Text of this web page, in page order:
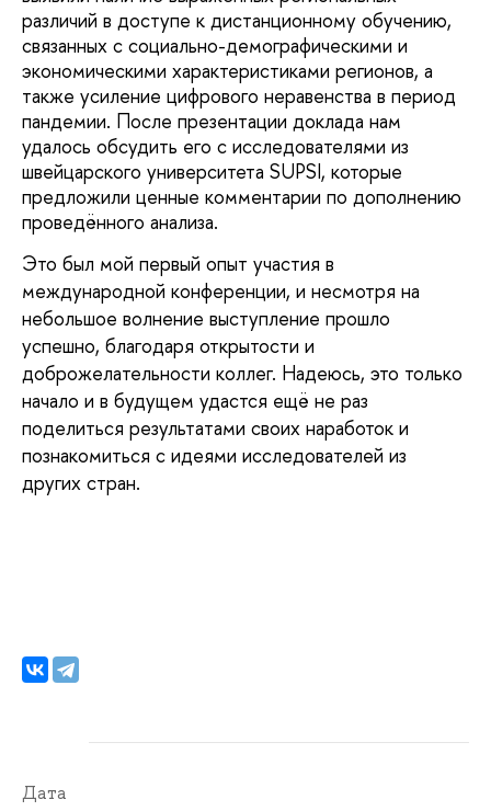
различий в доступе к дистанционному обучению,
связанных с социально-демографическими и
экономическими характеристиками регионов, а
также усиление цифрового неравенства в период
пандемии. После презентации доклада нам
удалось обсудить его с исследователями из
швейцарского университета SUPSI, которые
предложили ценные комментарии по дополнению
проведённого анализа.
Это был мой первый опыт участия в
международной конференции, и несмотря на
небольшое волнение выступление прошло
успешно, благодаря открытости и
доброжелательности коллег. Надеюсь, это только
начало и в будущем удастся ещё не раз
поделиться результатами своих наработок и
познакомиться с идеями исследователей из
других стран.
Дата